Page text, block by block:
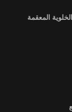
المعقمة